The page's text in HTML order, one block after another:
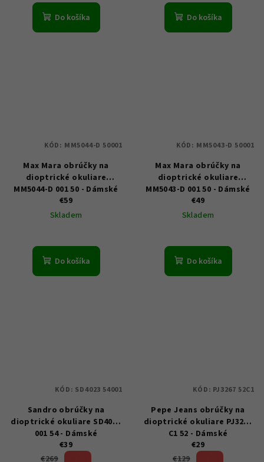
Do košíka Do košíka
Max Mara obrúčky na
dioptrické okuliare
MM5044-D 001 50 - Dámské
€59
Skladem
Do košíka
KÓD: MM5044-D 50001
Max Mara obrúčky na
dioptrické okuliare
MM5043-D 001 50 - Dámské
€49
Skladem
Do košíka
KÓD: MM5043-D 50001
Sandro obrúčky na
dioptrické okuliare SD4023
001 54 - Dámské
€39
€269
KÓD: SD4023 54001
Pepe Jeans obrúčky na
dioptrické okuliare PJ3267
C1 52 - Dámské
€29
€129
KÓD: PJ3267 52C1